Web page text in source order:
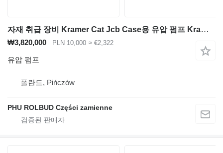
자재 취급 장비 Kramer Cat Jcb Case용 유압 펌프 Kramer A4VG40DA1D4
₩3,820,000 PLN 10,000 ≈ €2,322
유압 펌프
폴란드, Pińczów
PHU ROLBUD Części zamienne